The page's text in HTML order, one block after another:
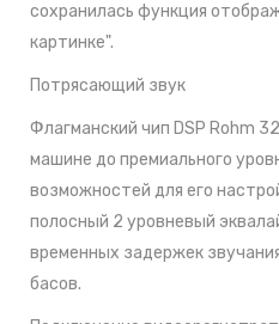
сохранилась функция
картинке".
Потрясающий звук
Флагманский чип DSP Rohm
машине до премиального
возможностей для его
полосный 2 уровневый
временных задержек
басов.